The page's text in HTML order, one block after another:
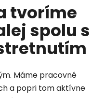
tvoríme
spolu s
Máme pracovné
a popri tom aktívne